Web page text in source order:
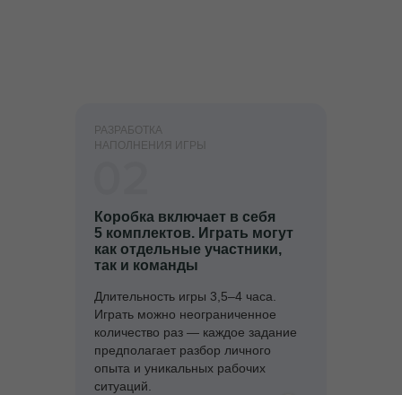
РАЗРАБОТКА
НАПОЛНЕНИЯ ИГРЫ
Коробка включает в себя
5 комплектов. Играть могут
как отдельные участники,
так и команды
Длительность игры 3,5–4 часа.
Играть можно неограниченное
количество раз — каждое задание
предполагает разбор личного
опыта и уникальных рабочих
ситуаций.